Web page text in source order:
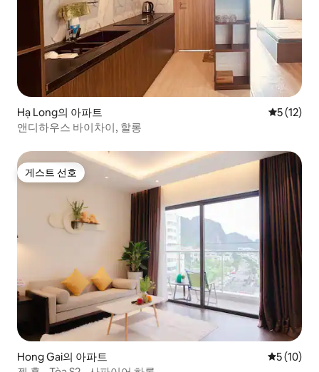
Hạ Long의 아파트 평점 5점
5 (12)
앤디하우스 바이차이, 할롱
게스트 선호
게스트 선호
Hong Gai의 아파트 평점 5점
5 (10)